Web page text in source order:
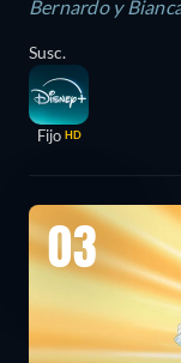
Bernardo y
Susc.
Fijo HD
03